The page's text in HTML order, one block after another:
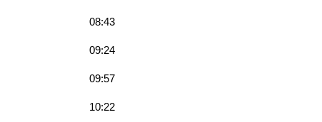
08:43
09:24
09:57
10:22